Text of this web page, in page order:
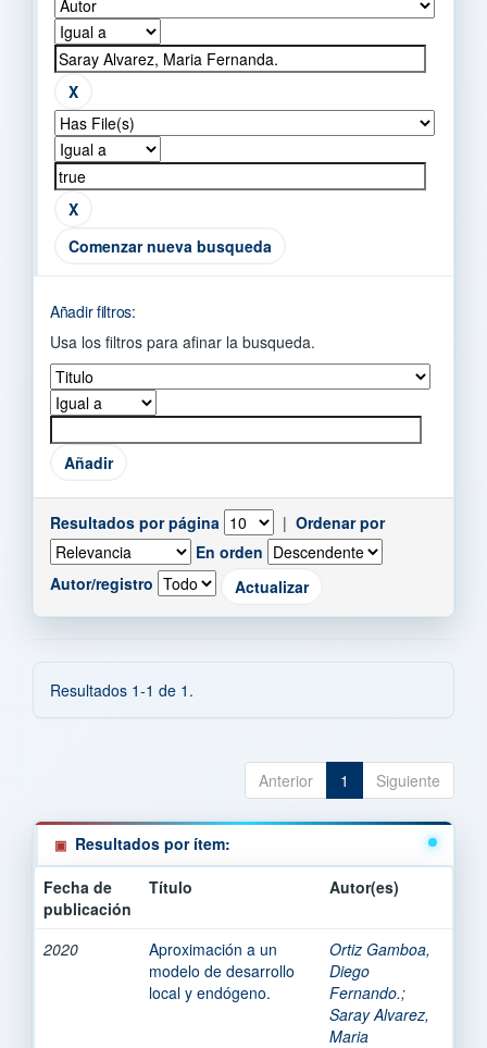
Comenzar nueva busqueda
Añadir filtros:
Usa los filtros para afinar la busqueda.
Resultados por página | Ordenar por
En orden
Autor/registro
Resultados 1-1 de 1.
Anterior 1 Siguiente
Resultados por ítem:
Fecha de
publicación
Título Autor(es)
2020
Aproximación a un
modelo de desarrollo
local y endógeno.
Ortiz Gamboa,
Diego
Fernando.;
Saray Alvarez,
Maria